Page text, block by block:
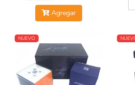
Agregar
NUEVO